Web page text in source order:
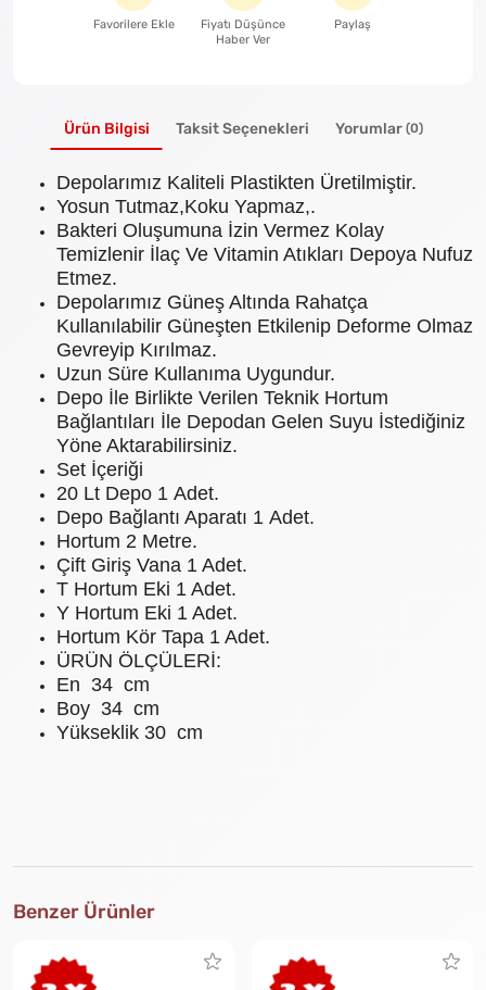
Favorilere Ekle
Fiyatı Düşünce
Haber Ver
Paylaş
Ürün Bilgisi Taksit Seçenekleri Yorumlar (0)
Depolarımız Kaliteli Plastikten Üretilmiştir.
Yosun Tutmaz,Koku Yapmaz,.
Bakteri Oluşumuna İzin Vermez Kolay
Temizlenir İlaç Ve Vitamin Atıkları Depoya Nufuz
Etmez.
Depolarımız Güneş Altında Rahatça
Kullanılabilir Güneşten Etkilenip Deforme Olmaz
Gevreyip Kırılmaz.
Uzun Süre Kullanıma Uygundur.
Depo İle Birlikte Verilen Teknik Hortum
Bağlantıları İle Depodan Gelen Suyu İstediğiniz
Yöne Aktarabilirsiniz.
Set İçeriği
20 Lt Depo 1 Adet.
Depo Bağlantı Aparatı 1 Adet.
Hortum 2 Metre.
Çift Giriş Vana 1 Adet.
T Hortum Eki 1 Adet.
Y Hortum Eki 1 Adet.
Hortum Kör Tapa 1 Adet.
ÜRÜN ÖLÇÜLERİ:
En 34 cm
Boy 34 cm
Yükseklik 30 cm
Benzer Ürünler